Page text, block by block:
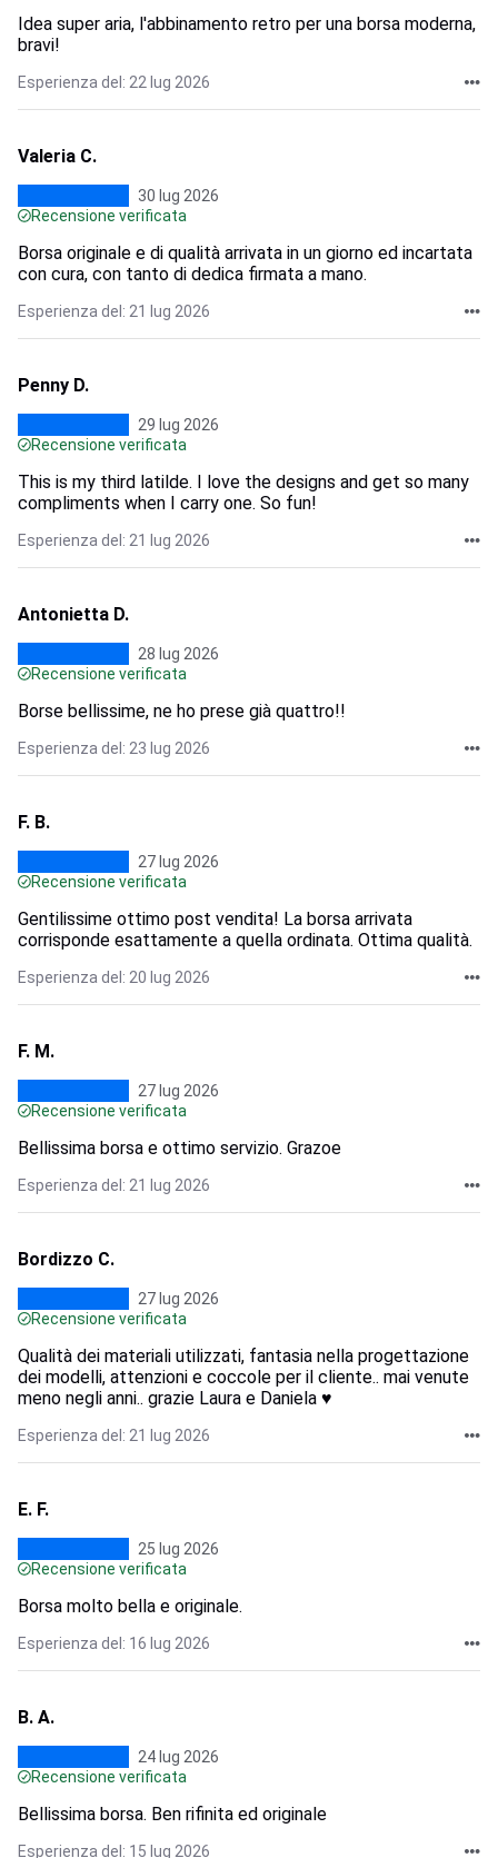
Idea super aria, l'abbinamento retro per una borsa moderna,
bravi!
Esperienza del: 22 lug 2026
Valeria C.
30 lug 2026
Recensione verificata
Borsa originale e di qualità arrivata in un giorno ed incartata
con cura, con tanto di dedica firmata a mano.
Esperienza del: 21 lug 2026
Penny D.
29 lug 2026
Recensione verificata
This is my third latilde. I love the designs and get so many
compliments when I carry one. So fun!
Esperienza del: 21 lug 2026
Antonietta D.
28 lug 2026
Recensione verificata
Borse bellissime, ne ho prese già quattro!!
Esperienza del: 23 lug 2026
F. B.
27 lug 2026
Recensione verificata
Gentilissime ottimo post vendita! La borsa arrivata
corrisponde esattamente a quella ordinata. Ottima qualità.
Esperienza del: 20 lug 2026
F. M.
27 lug 2026
Recensione verificata
Bellissima borsa e ottimo servizio. Grazoe
Esperienza del: 21 lug 2026
Bordizzo C.
27 lug 2026
Recensione verificata
Qualità dei materiali utilizzati, fantasia nella progettazione
dei modelli, attenzioni e coccole per il cliente.. mai venute
meno negli anni.. grazie Laura e Daniela ♥️
Esperienza del: 21 lug 2026
E. F.
25 lug 2026
Recensione verificata
Borsa molto bella e originale.
Esperienza del: 16 lug 2026
B. A.
24 lug 2026
Recensione verificata
Bellissima borsa. Ben rifinita ed originale
Esperienza del: 15 lug 2026